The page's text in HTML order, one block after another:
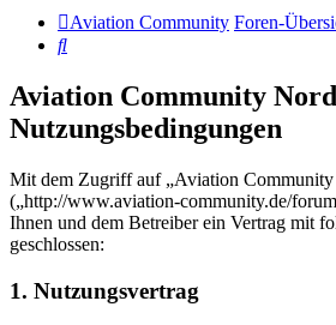
Aviation Community Foren-
Suche
Aviation Community
Nutzungsbedingungen
Mit dem Zugriff auf „Aviation Community
(„http://www.aviation-community.de/
Ihnen und dem Betreiber ein Vertrag mit
geschlossen:
1. Nutzungsvertrag